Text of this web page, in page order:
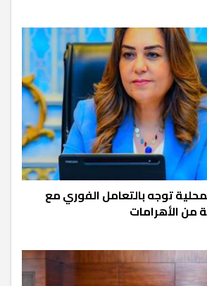
توجه بالتعامل الفوري مع
من الأهرامات